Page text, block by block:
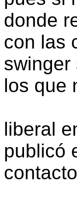
donde
con las
swinger
los que
liberal
publicó